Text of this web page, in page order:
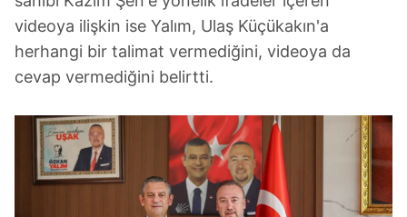
videoya ilişkin ise Yalım, Ulaş Küçükakın'a
herhangi bir talimat vermediğini, videoya da
cevap vermediğini belirtti.